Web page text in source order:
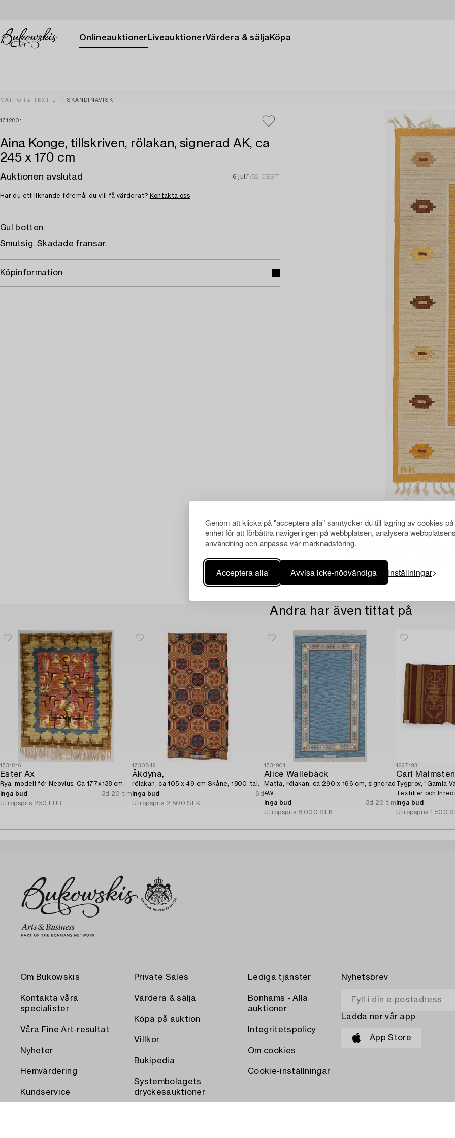
Genom att klicka på "acceptera alla" samtycker du till lagring av cookies
enhet för att förbättra navigeringen på webbplatsen, analysera webbplatsens
användning och anpassa vår marknadsföring.
Acceptera alla Avvisa icke-nödvändiga Inställningar
Onlineauktioner LiveauktionerVärdera & sälja Köpa
MATTOR & TEXTIL SKANDINAVISKT
1712801
Aina Konge, tillskriven, rölakan, signerad AK, ca
245 x 170 cm
Auktionen avslutad 6 jul 7:52 CEST
Har du ett liknande föremål du vill få värderat? Kontakta oss
Gul botten.
Smutsig. Skadade fransar.
Köpinformation
Andra har även tittat på
1731816
Ester Ax
Rya, modell för Neovius. Ca 177x138 cm.
Inga bud
3d 20 tim
Utropspris 250 EUR
1730849
Åkdyna,
rölakan, ca 105 x 49 cm Skåne, 1800-tal.
Inga bud
6d
Utropspris 2 500 SEK
1731901
Alice Wallebäck
Matta, rölakan, ca 290 x 166 cm, signerad
AW.
Inga bud
3d 20 tim
Utropspris 8 000 SEK
1697193
Carl Malmsten
Tygprov, "Gamla
Textilier och
tal.
Inga bud
Utropspris 1 500
Om Bukowskis
Kontakta våra
specialister
Våra Fine Art-resultat
Nyheter
Hemvärdering
Kundservice
Private Sales
Värdera & sälja
Köpa på auktion
Villkor
Bukipedia
Systembolagets
dryckesauktioner
Lediga tjänster
Bonhams - Alla
auktioner
Integritetspolicy
Om cookies
Cookie-inställningar
Nyhetsbrev
Ladda ner vår app
App Store